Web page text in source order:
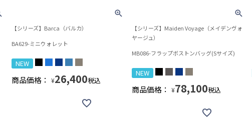
【シリーズ】Barca（バルカ）
BA629-ミニウォレット
NEW
商品価格： ¥26,400税込
【シリーズ】Maiden Voyage（メイデンヴォ
ヤージュ）
MB086-フラップボストンバッグ(Sサイズ)
NEW
商品価格： ¥78,100税込